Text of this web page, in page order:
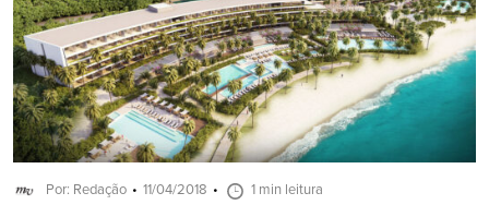
Por: Redação 11/04/2018 1 min leitura